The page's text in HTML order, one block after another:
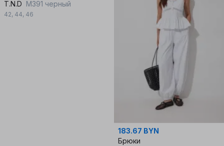
T.N.D М391 черный
42, 44, 46
183.67 BYN
Брюки